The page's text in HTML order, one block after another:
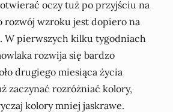
oczy tuż po przyjściu na
rozwój wzroku jest dopiero na
W pierwszych kilku tygodniach
rozwija się bardzo
drugiego miesiąca życia
zaczynać rozróżniać kolory,
kolory mniej jaskrawe.